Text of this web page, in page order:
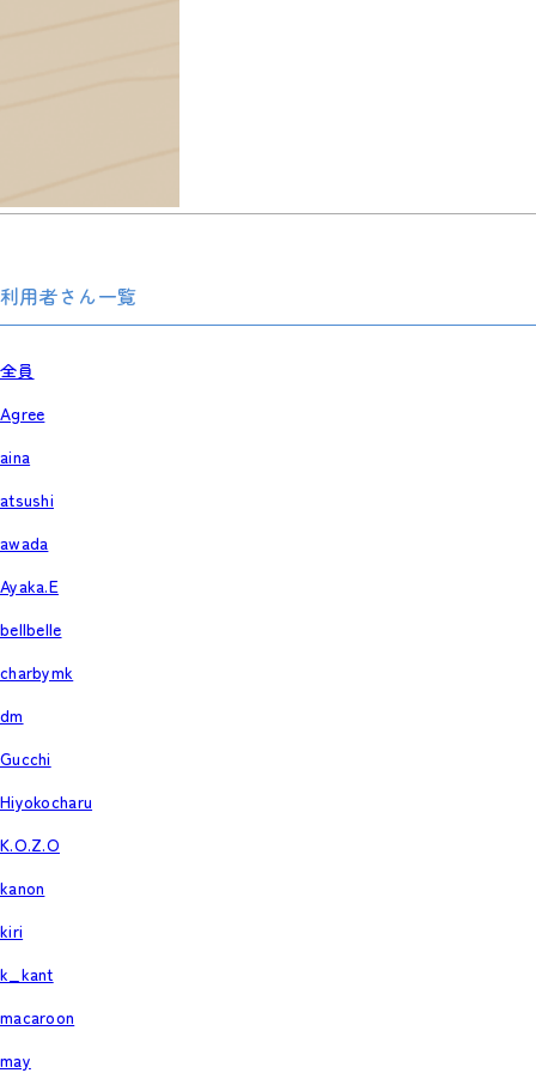
利用者さん一覧
全員
Agree
aina
atsushi
awada
Ayaka.E
bellbelle
charbymk
dm
Gucchi
Hiyokocharu
K.O.Z.O
kanon
kiri
k_kant
macaroon
may